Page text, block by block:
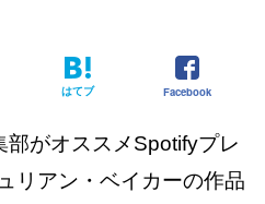
はてブ Facebook
がオススメSpotifyプレ
リアン・ベイカーの作品